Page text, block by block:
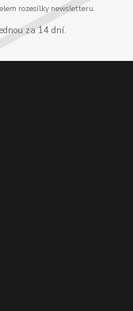
rozesílky newsletteru.
za 14 dní.